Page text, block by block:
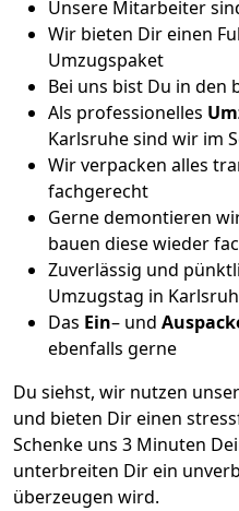
Unsere Mitarbeiter
Wir bieten Dir einen
Umzugspaket
Bei uns bist Du in den
Als professionelles
Karlsruhe sind wir im
Wir verpacken alles
fachgerecht
Gerne demontieren
bauen diese wieder
Zuverlässig und
Umzugstag in
Das Ein– und
ebenfalls gerne
Du siehst, wir nutzen
und bieten Dir einen
Schenke uns 3 Minuten
unterbreiten Dir ein
überzeugen wird.